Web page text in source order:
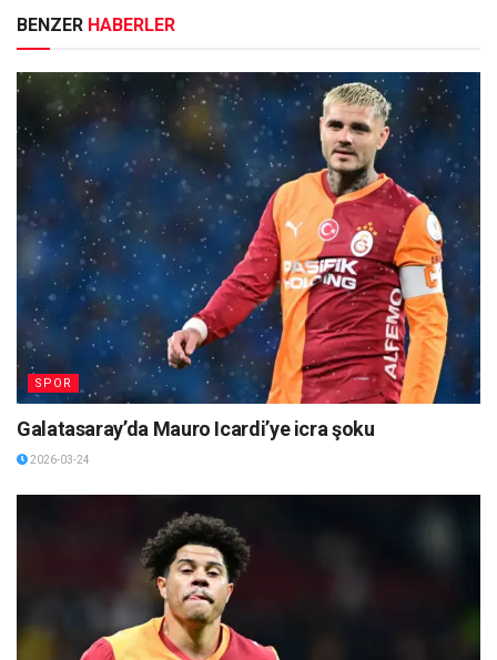
BENZER HABERLER
SPOR
Galatasaray’da Mauro Icardi’ye icra şoku
2026-03-24